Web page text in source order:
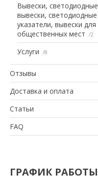
Вывески, светодиодные
вывески, светодиодные
указатели, вывески для
общественных мест
2
Услуги 8
Отзывы
Доставка и оплата
Статьи
FAQ
ГРАФИК РАБОТЫ